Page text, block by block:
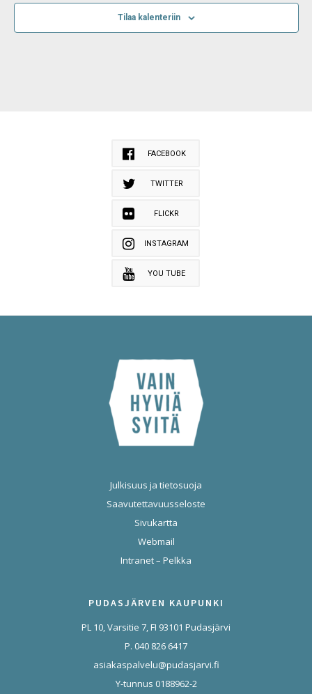
Tilaa kalenteriin
FACEBOOK
TWITTER
FLICKR
INSTAGRAM
YOU TUBE
Julkisuus ja tietosuoja
Saavutettavuusseloste
Sivukartta
Webmail
Intranet – Pelkka
PUDASJÄRVEN KAUPUNKI
PL 10, Varsitie 7, FI 93101 Pudasjärvi
P. 040 826 6417
asiakaspalvelu@pudasjarvi.fi
Y-tunnus 0188962-2